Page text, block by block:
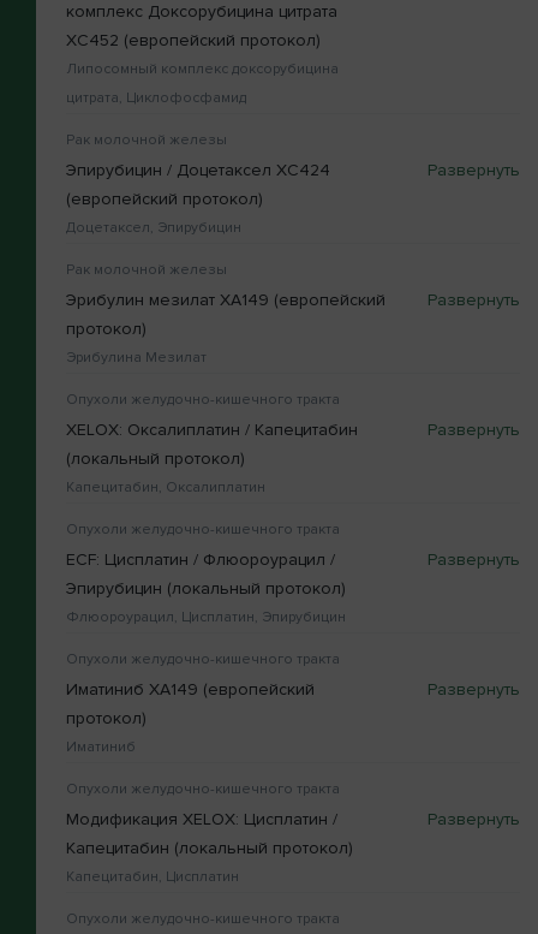
комплекс Доксорубицина цитрата
XC452 (европейский протокол)
Липосомный комплекс доксорубицина
цитрата, Циклофосфамид
Рак молочной железы
Эпирубицин / Доцетаксел XC424
(европейский протокол)
Доцетаксел, Эпирубицин
Рак молочной железы
Эрибулин мезилат XA149 (европейский
протокол)
Эрибулина Мезилат
Опухоли желудочно-кишечного тракта
XELOX: Оксалиплатин / Капецитабин
(локальный протокол)
Капецитабин, Оксалиплатин
Опухоли желудочно-кишечного тракта
ЕСF: Цисплатин / Флюороурацил /
Эпирубицин (локальный протокол)
Флюороурацил, Цисплатин, Эпирубицин
Опухоли желудочно-кишечного тракта
Иматиниб XA149 (европейский
протокол)
Иматиниб
Опухоли желудочно-кишечного тракта
Модификация XELOX: Цисплатин /
Капецитабин (локальный протокол)
Капецитабин, Цисплатин
Опухоли желудочно-кишечного тракта